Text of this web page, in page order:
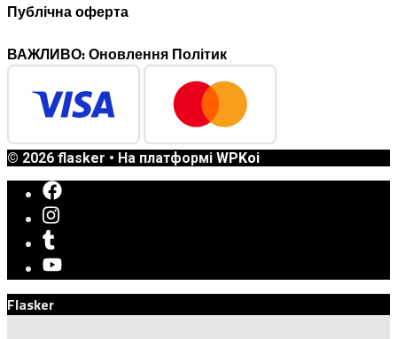
Публічна оферта
ВАЖЛИВО: Оновлення Політик
© 2026 flasker • На платформі WPKoi
Flasker